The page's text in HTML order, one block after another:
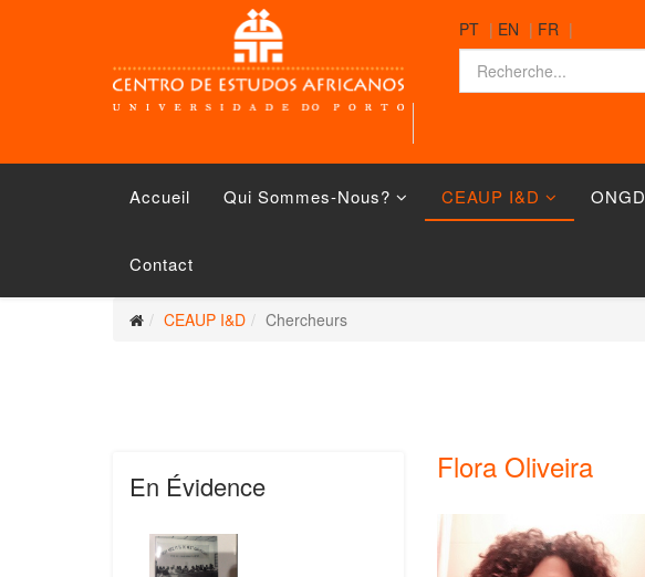
PT | EN | FR |
Accueil Qui Sommes-Nous? CEAUP I&D ONGD
Contact
CEAUP I&D Chercheurs
En Évidence
Flora Oliveira